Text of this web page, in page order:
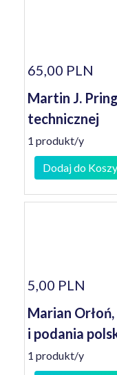
65,00 PLN
Martin J.
technicznej
1 produkt/y
Dodaj do
5,00 PLN
Marian
i podania
1 produkt/y